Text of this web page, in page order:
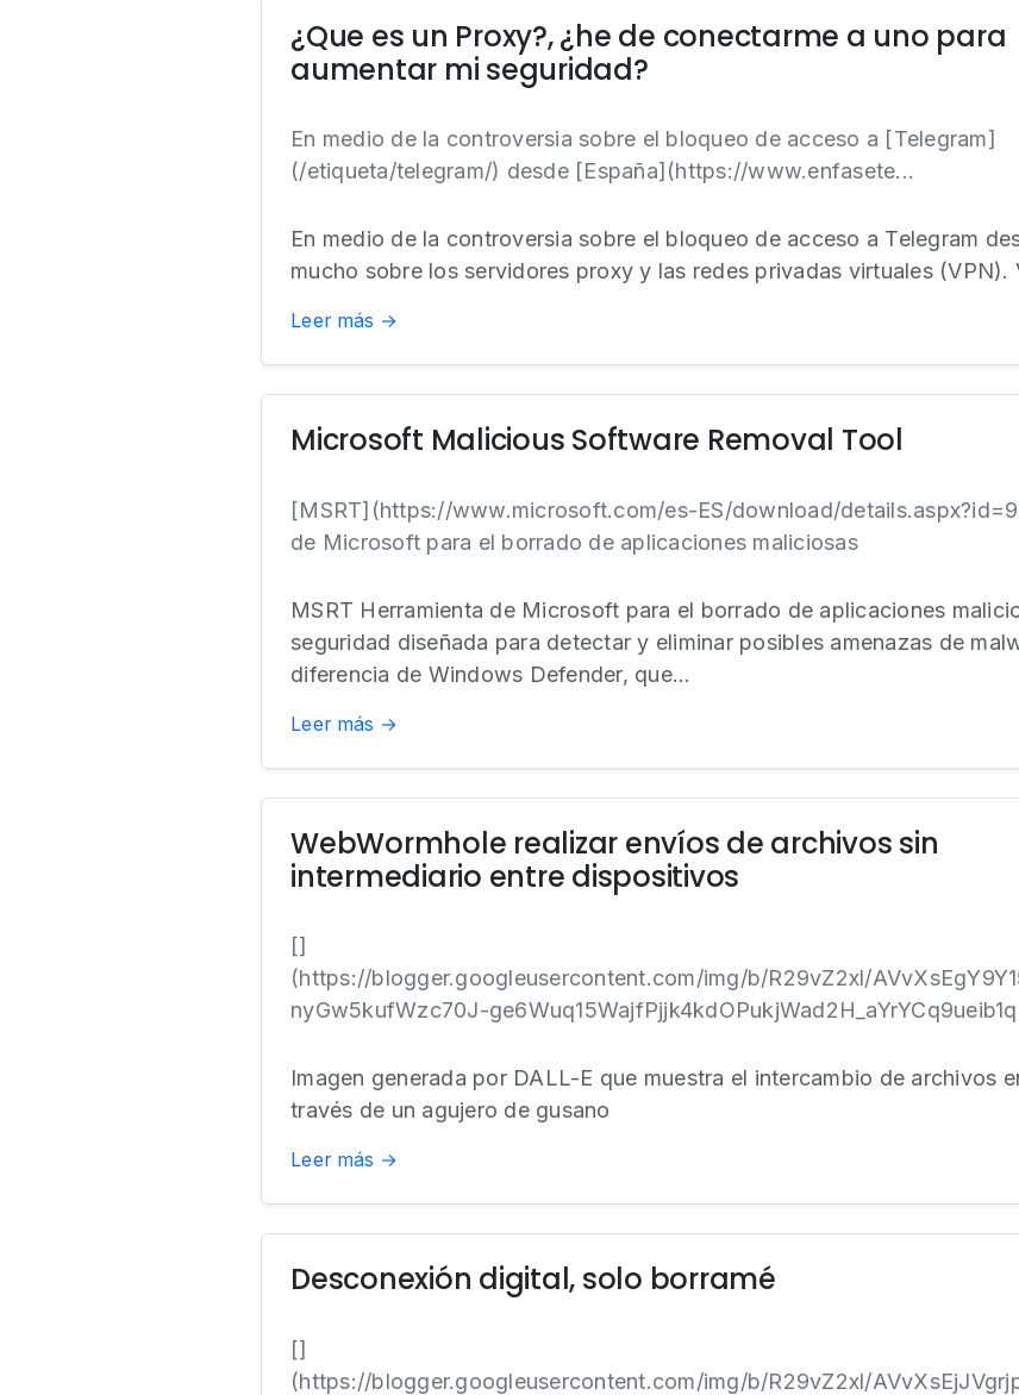
¿Que es un Proxy?, ¿he de conectarme a uno para
aumentar mi seguridad?
En medio de la controversia sobre el bloqueo de acceso a [Telegram]
(/etiqueta/telegram/) desde [España](https://www.enfasete...
En medio de la controversia sobre el bloqueo de acceso a Telegram
mucho sobre los servidores proxy y las redes privadas virtuales (VPN).
Leer más →
Microsoft Malicious Software Removal Tool
[MSRT](https://www.microsoft.com/es-ES/download/
de Microsoft para el borrado de aplicaciones maliciosas
MSRT Herramienta de Microsoft para el borrado de aplicaciones
seguridad diseñada para detectar y eliminar posibles amenazas de
diferencia de Windows Defender, que...
Leer más →
WebWormhole realizar envíos de archivos sin
intermediario entre dispositivos
[]
(https://blogger.googleusercontent.com/img/b/R29vZ2xl/
nyGw5kufWzc70J-
Imagen generada por DALL-E que muestra el intercambio de archivos
través de un agujero de gusano
Leer más →
Desconexión digital, solo borramé
[]
(https://blogger.googleusercontent.com/img/b/R29vZ2xl/